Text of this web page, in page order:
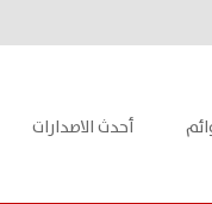
أحدث الاصدارات